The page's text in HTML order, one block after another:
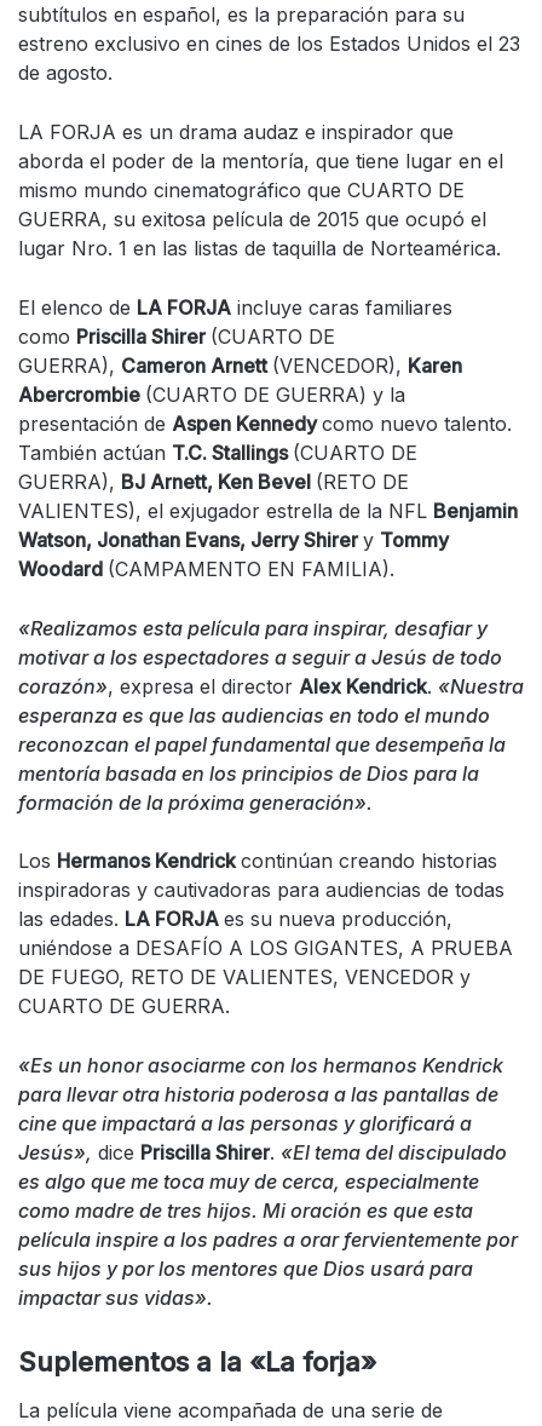
subtítulos en español, es la preparación para su
estreno exclusivo en cines de los Estados Unidos el 23
de agosto.
LA FORJA es un drama audaz e inspirador que
aborda el poder de la mentoría, que tiene lugar en el
mismo mundo cinematográfico que CUARTO DE
GUERRA, su exitosa película de 2015 que ocupó el
lugar Nro. 1 en las listas de taquilla de Norteamérica.
El elenco de LA FORJA incluye caras familiares
como Priscilla Shirer (CUARTO DE
GUERRA), Cameron Arnett (VENCEDOR), Karen
Abercrombie (CUARTO DE GUERRA) y la
presentación de Aspen Kennedycomo nuevo talento.
También actúan T.C. Stallings (CUARTO DE
GUERRA), BJ Arnett, Ken Bevel (RETO DE
VALIENTES), el exjugador estrella de la NFL Benjamin
Watson, Jonathan Evans, Jerry Shirery Tommy
Woodard (CAMPAMENTO EN FAMILIA).
«Realizamos esta película para inspirar, desafiar y
motivar a los espectadores a seguir a Jesús de todo
corazón», expresa el director Alex Kendrick. «Nuestra
esperanza es que las audiencias en todo el mundo
reconozcan el papel fundamental que desempeña la
mentoría basada en los principios de Dios para la
formación de la próxima generación».
Los Hermanos Kendrickcontinúan creando historias
inspiradoras y cautivadoras para audiencias de todas
las edades. LA FORJA es su nueva producción,
uniéndose a DESAFÍO A LOS GIGANTES, A PRUEBA
DE FUEGO, RETO DE VALIENTES, VENCEDOR y
CUARTO DE GUERRA.
«Es un honor asociarme con los hermanos Kendrick
para llevar otra historia poderosa a las pantallas de
cine que impactará a las personas y glorificará a
Jesús», dice Priscilla Shirer. «El tema del discipulado
es algo que me toca muy de cerca, especialmente
como madre de tres hijos. Mi oración es que esta
película inspire a los padres a orar fervientemente por
sus hijos y por los mentores que Dios usará para
impactar sus vidas».
Suplementos a la «La forja»
La película viene acompañada de una serie de